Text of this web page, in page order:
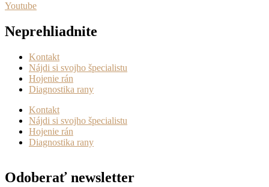
Youtube
Neprehliadnite
Kontakt
Nájdi si svojho špecialistu
Hojenie rán
Diagnostika rany
Kontakt
Nájdi si svojho špecialistu
Hojenie rán
Diagnostika rany
Odoberať newsletter